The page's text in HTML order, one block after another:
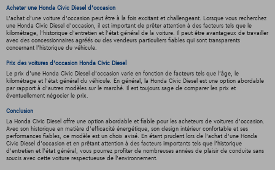
Acheter une Honda Civic Diesel d'occasion
L'achat d'une voiture d'occasion peut être à la fois excitant et challengeant. Lorsque vous recherchez
une Honda Civic Diesel d'occasion, il est important de prêter attention à des facteurs tels que le
kilométrage, l'historique d'entretien et l'état général de la voiture. Il peut être avantageux de travailler
avec des concessionnaires agréés ou des vendeurs particuliers fiables qui sont transparents
concernant l'historique du véhicule.
Prix des voitures d'occasion Honda Civic Diesel
Le prix d'une Honda Civic Diesel d'occasion varie en fonction de facteurs tels que l'âge, le
kilométrage et l'état général du véhicule. En général, la Honda Civic Diesel est une option abordable
par rapport à d'autres modèles sur le marché. Il est toujours sage de comparer les prix et
éventuellement négocier le prix.
Conclusion
La Honda Civic Diesel offre une option abordable et fiable pour les acheteurs de voitures d'occasion.
Avec son historique en matière d'efficacité énergétique, son design intérieur confortable et ses
performances fiables, ce modèle est un choix avisé. En étant prudent lors de l'achat d'une Honda
Civic Diesel d'occasion et en prêtant attention à des facteurs importants tels que l'historique
d'entretien et l'état général, vous pourrez profiter de nombreuses années de plaisir de conduite sans
soucis avec cette voiture respectueuse de l'environnement.